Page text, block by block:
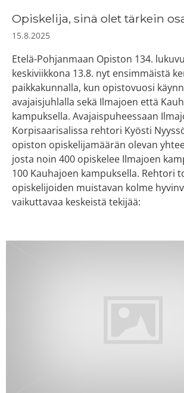
Opiskelija, sinä olet tärkein
15.8.2025
Etelä-Pohjanmaan Opiston 134.
keskiviikkona 13.8. nyt ensimmäistä
paikkakunnalla, kun opistovuosi
avajaisjuhlalla sekä Ilmajoen että
kampuksella. Avajaispuheessaan
Korpisaarisalissa rehtori Kyösti
opiston opiskelijamäärän olevan
josta noin 400 opiskelee Ilmajoen
100 Kauhajoen kampuksella. Rehtori
opiskelijoiden muistavan kolme
vaikuttavaa keskeistä tekijää: